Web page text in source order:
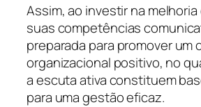
Assim, ao investir na
suas competências
preparada para promover um
organizacional positivo, no
a escuta ativa constituem
para uma gestão eficaz.